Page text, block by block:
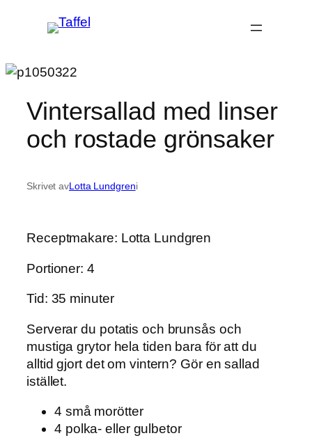
Vintersallad med linser
och rostade grönsaker
Skrivet avLotta Lundgreni
Receptmakare: Lotta Lundgren
Portioner: 4
Tid: 35 minuter
Serverar du potatis och brunsås och
mustiga grytor hela tiden bara för att du
alltid gjort det om vintern? Gör en sallad
istället.
4 små morötter
4 polka- eller gulbetor